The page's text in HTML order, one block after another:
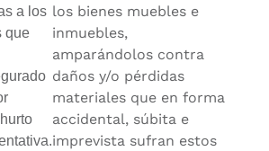
a los
que
los bienes muebles e
inmuebles,
amparándolos contra
daños y/o pérdidas
materiales que en forma
accidental, súbita e
imprevista sufran estos